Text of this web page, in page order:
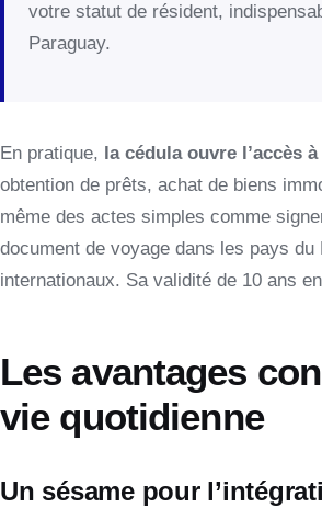
votre statut de résident,
Paraguay.
En pratique, la cédula ouvre l’accès
obtention de prêts, achat de biens
même des actes simples comme
document de voyage dans les pays
internationaux. Sa validité de 10 ans
Les avantages
vie quotidienne
Un sésame pour